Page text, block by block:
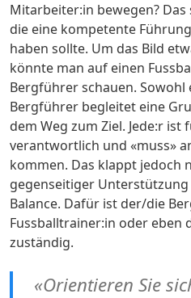
Mitarbeiter:in bewegen?
die eine kompetente
haben sollte. Um das Bild
könnte man auf einen
Bergführer schauen. Sowohl
Bergführer begleitet eine
dem Weg zum Ziel. Jede:r ist
verantwortlich und «muss»
kommen. Das klappt jedoch
gegenseitiger
Balance. Dafür ist der/die
Fussballtrainer:in oder eben
zuständig.
«Orientieren Sie